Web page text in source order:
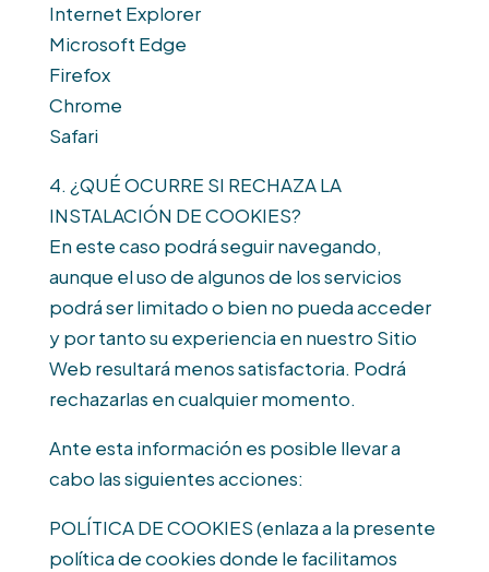
Internet Explorer
Microsoft Edge
Firefox
Chrome
Safari
4. ¿QUÉ OCURRE SI RECHAZA LA
INSTALACIÓN DE COOKIES?
En este caso podrá seguir navegando,
aunque el uso de algunos de los servicios
podrá ser limitado o bien no pueda acceder
y por tanto su experiencia en nuestro Sitio
Web resultará menos satisfactoria. Podrá
rechazarlas en cualquier momento.
Ante esta información es posible llevar a
cabo las siguientes acciones:
POLÍTICA DE COOKIES (enlaza a la presente
política de cookies donde le facilitamos